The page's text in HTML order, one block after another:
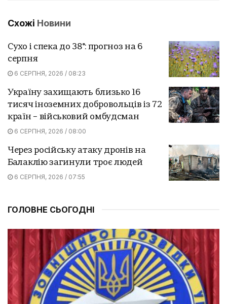
Схожі Новини
Сухо і спека до 38°: прогноз на 6
серпня
6 СЕРПНЯ, 2026 / 08:23
Україну захищають близько 16
тисяч іноземних добровольців із 72
країн – військовий омбудсман
6 СЕРПНЯ, 2026 / 08:00
Через російську атаку дронів на
Балаклію загинули троє людей
6 СЕРПНЯ, 2026 / 07:55
ГОЛОВНЕ СЬОГОДНІ